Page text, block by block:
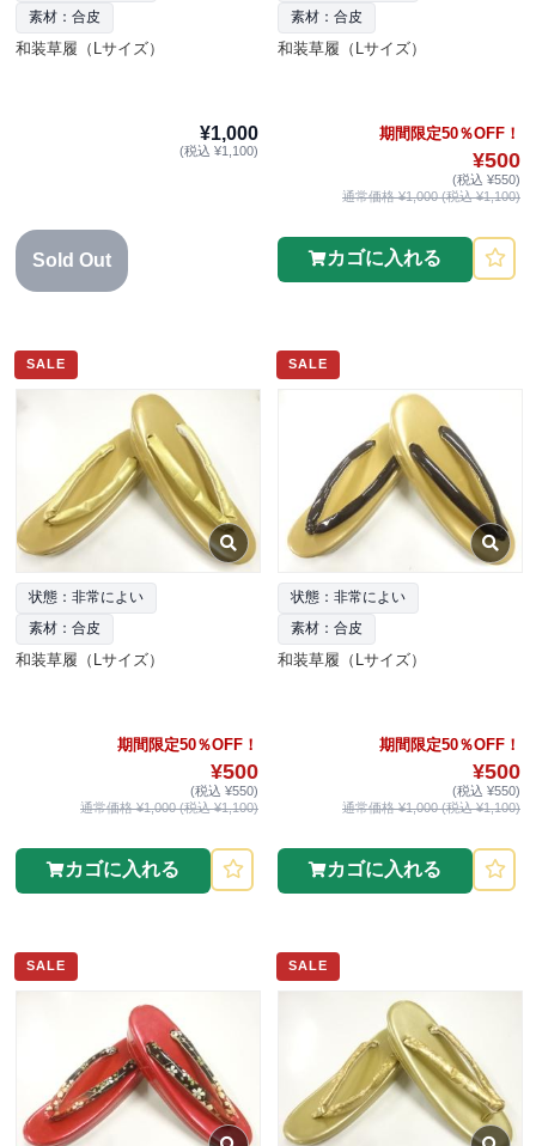
素材：合皮
和装草履（Lサイズ）
¥1,000
(税込 ¥1,100)
Sold Out
素材：合皮
和装草履（Lサイズ）
期間限定50％OFF！
¥500
(税込 ¥550)
通常価格 ¥1,000 (税込 ¥1,100)
カゴに入れる
SALE
状態：非常によい
素材：合皮
和装草履（Lサイズ）
期間限定50％OFF！
¥500
(税込 ¥550)
通常価格 ¥1,000 (税込 ¥1,100)
カゴに入れる
SALE
状態：非常によい
素材：合皮
和装草履（Lサイズ）
期間限定50％OFF！
¥500
(税込 ¥550)
通常価格 ¥1,000 (税込 ¥1,100)
カゴに入れる
SALE SALE